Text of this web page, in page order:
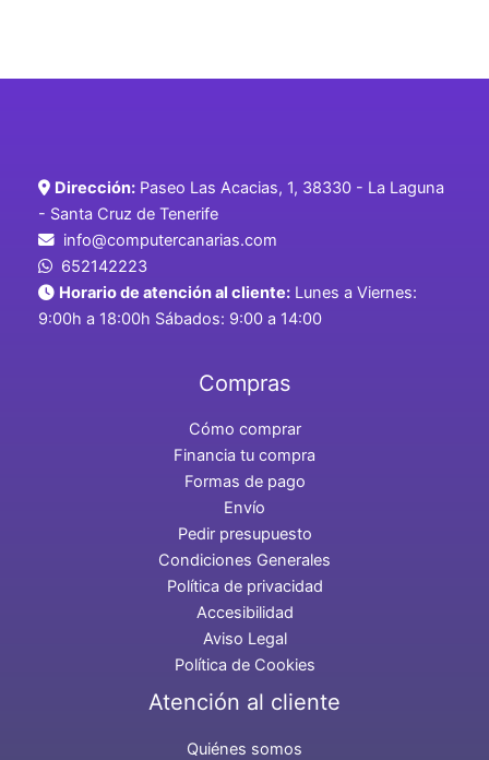
Dirección: Paseo Las Acacias, 1, 38330 - La Laguna
- Santa Cruz de Tenerife
info@computercanarias.com
652142223
Horario de atención al cliente: Lunes a Viernes:
9:00h a 18:00h Sábados: 9:00 a 14:00
Compras
Cómo comprar
Financia tu compra
Formas de pago
Envío
Pedir presupuesto
Condiciones Generales
Política de privacidad
Accesibilidad
Aviso Legal
Política de Cookies
Atención al cliente
Quiénes somos